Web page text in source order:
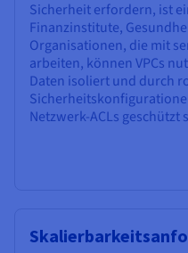
Sicherheit erfordern, ist
Finanzinstitute,
Organisationen, die mit
arbeiten, können VPCs
Daten isoliert und durch
Netzwerk-ACLs geschützt